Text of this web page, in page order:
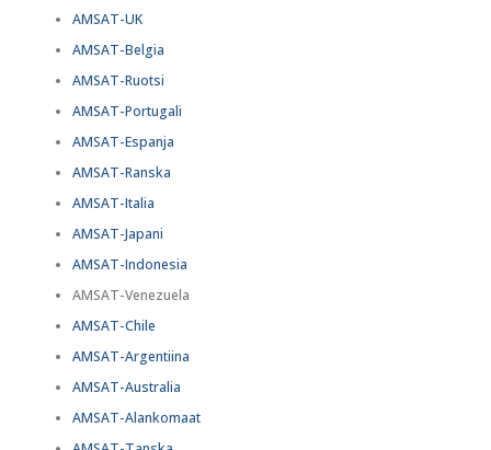
AMSAT-UK
AMSAT-Belgia
AMSAT-Ruotsi
AMSAT-Portugali
AMSAT-Espanja
AMSAT-Ranska
AMSAT-Italia
AMSAT-Japani
AMSAT-Indonesia
AMSAT-Venezuela
AMSAT-Chile
AMSAT-Argentiina
AMSAT-Australia
AMSAT-Alankomaat